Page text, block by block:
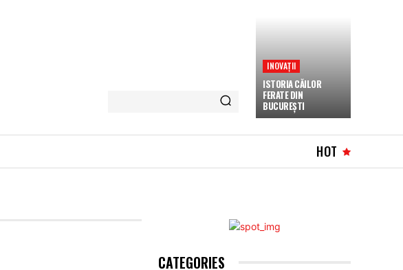
INOVAȚII
ISTORIA CĂILOR
FERATE DIN
BUCUREȘTI
HOT
CATEGORIES